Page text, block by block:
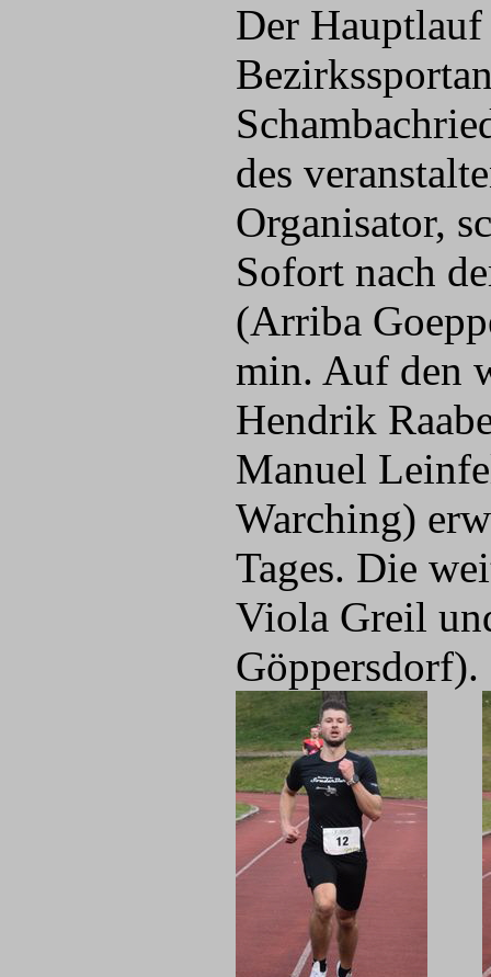
Der
des
Organisator,
Sofort nach
(Arriba
min. Auf den
Hendrik
Manuel
Warching)
Tages. Die
Viola Greil
Göppersdorf).